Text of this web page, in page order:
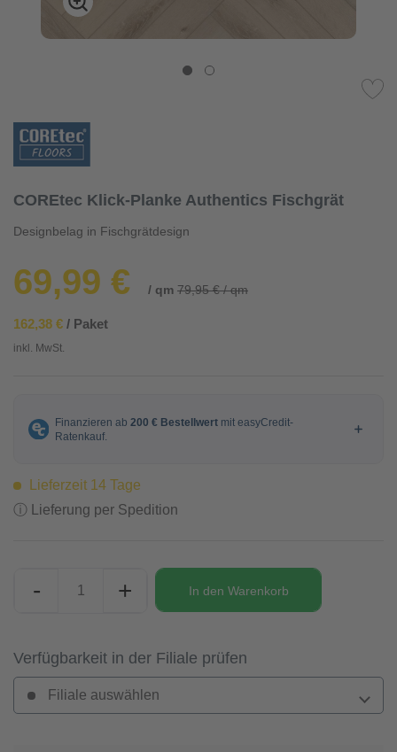
COREtec Klick-Planke Authentics Fischgrät
Designbelag in Fischgrätdesign
69,99 € / qm 79,95 € / qm
162,38 € / Paket
inkl. MwSt.
Lieferzeit 14 Tage
ⓘ Lieferung per Spedition
- + In den Warenkorb
Verfügbarkeit in der Filiale prüfen
Filiale auswählen